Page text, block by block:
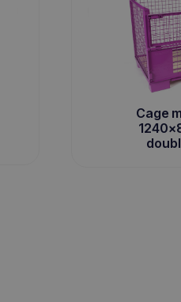
Cage